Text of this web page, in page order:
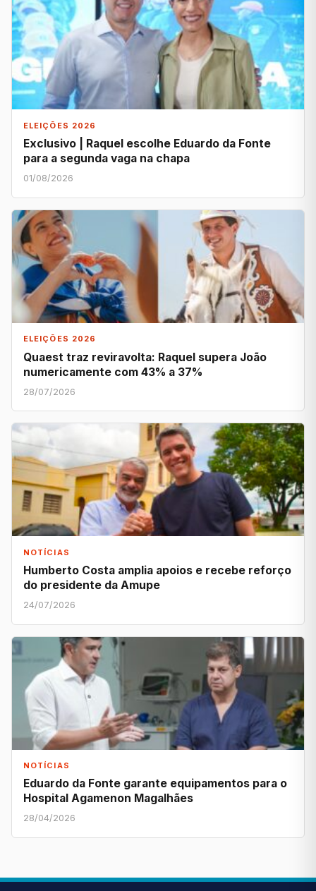
ELEIÇÕES 2026
Exclusivo | Raquel escolhe Eduardo da Fonte
para a segunda vaga na chapa
01/08/2026
ELEIÇÕES 2026
Quaest traz reviravolta: Raquel supera João
numericamente com 43% a 37%
28/07/2026
NOTÍCIAS
Humberto Costa amplia apoios e recebe reforço
do presidente da Amupe
24/07/2026
NOTÍCIAS
Eduardo da Fonte garante equipamentos para o
Hospital Agamenon Magalhães
28/04/2026